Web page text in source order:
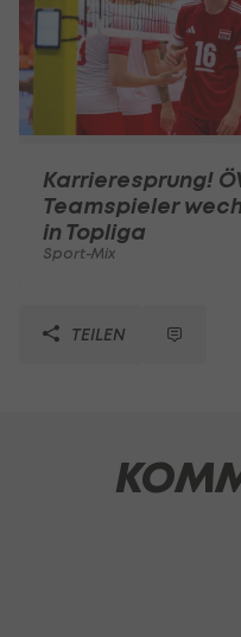
Karrieresprung!
Teamspieler
in Topliga
Sport-Mix
TEILEN